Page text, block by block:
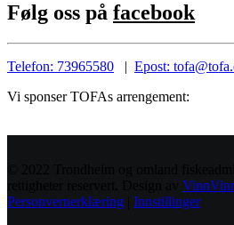
Følg oss på facebook
Telefon: 73965580 | Epost:
Vi sponser TOFAs arrengement:
Personvernerklæring
Innstillinger